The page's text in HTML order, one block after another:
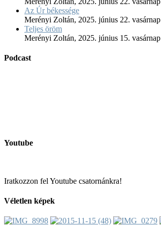
Az Úr békessége
Merényi Zoltán, 2025. június 22. vasárnap
Teljes öröm
Merényi Zoltán, 2025. június 15. vasárnap
Podcast
Youtube
Iratkozzon fel Youtube csatornánkra!
Véletlen képek